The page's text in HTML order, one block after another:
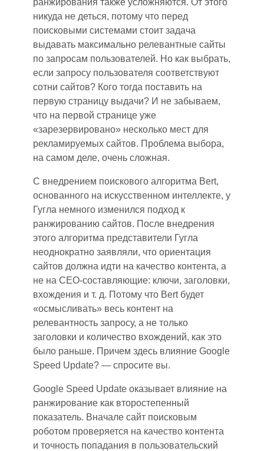
никуда не деться, потому что перед
поисковыми системами стоит задача
выдавать максимально релевантные сайты
по запросам пользователей. Но как выбрать,
если запросу пользователя соответствуют
сотни сайтов? Кого тогда поставить на
первую страницу выдачи? И не забываем,
что на первой странице уже
«зарезервировано» несколько мест для
рекламируемых сайтов. Проблема выбора,
на самом деле, очень сложная.
С внедрением поискового алгоритма Bert,
основанного на искусственном интеллекте, у
Гугла немного изменился подход к
ранжированию сайтов. После внедрения
этого алгоритма представители Гугла
неоднократно заявляли, что ориентация
сайтов должна идти на качество контента, а
не на СЕО-составляющие: ключи, заголовки,
вхождения и т. д. Потому что Bert будет
«осмысливать» весь контент на
релевантность запросу, а не только
заголовки и количество вхождений, как это
было раньше. Причем здесь влияние Google
Speed Update? — спросите вы.
Google Speed Update оказывает влияние на
ранжирование как второстепенный
показатель. Вначале сайт поисковым
роботом проверяется на качество контента
и точность попадания в пользовательский